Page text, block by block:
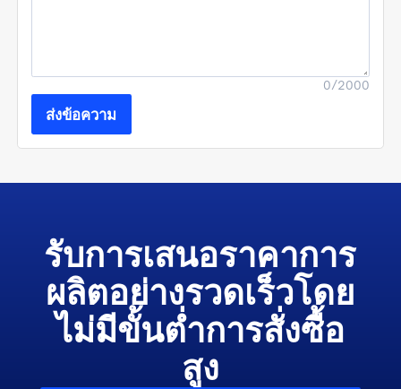
0/2000
ส่งข้อความ
รับการเสนอราคาการ
ผลิตอย่างรวดเร็วโดย
ไม่มีขั้นต่ำการสั่งซื้อ
สูง